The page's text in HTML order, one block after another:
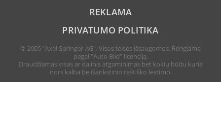
REKLAMA
PRIVATUMO POLITIKA
© 2005 "Axel Springer AG". Visos teisės išsaugomos. Rengiama
pagal "Auto Bild" licenciją.
Draudžiamas visas ar dalinis atgaminimas bet kokiu būdu kuria
nors kalba be išankstinio raštiško leidimo.